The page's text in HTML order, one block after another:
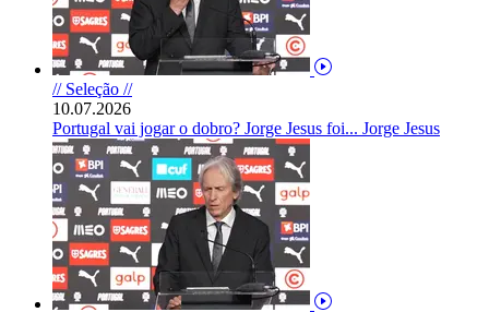
// Seleção //
10.07.2026
Portugal vai jogar o dobro? Jorge Jesus foi... Jorge Jesus